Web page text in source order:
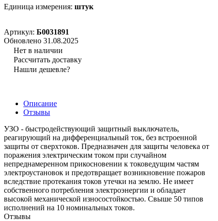
Единица измерения: штук
Артикул: Б0031891
Обновлено 31.08.2025
Нет в наличии
Рассчитать доставку
Нашли дешевле?
Описание
Отзывы
УЗО - быстродействующий защитный выключатель,
реагирующий на дифференциальный ток, без встроенной
защиты от сверхтоков. Предназначен для защиты человека от
поражения электрическим током при случайном
непреднамеренном прикосновении к токоведущим частям
электроустановок и предотвращает возникновение пожаров
вследствие протекания токов утечки на землю. Не имеет
собственного потребления электроэнергии и обладает
высокой механической износостойкостью. Свыше 50 типов
исполнений на 10 номинальных токов.
Отзывы